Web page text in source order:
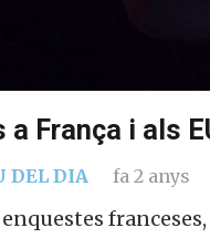
a França i als
DEL DIA fa 2 anys